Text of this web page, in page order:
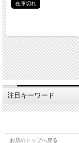
在庫切れ
注目キーワード
お店のトップへ戻る